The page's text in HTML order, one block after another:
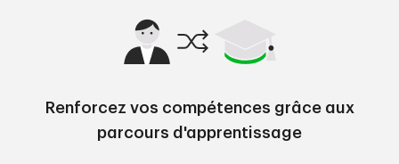
Renforcez vos compétences grâce aux
parcours d'apprentissage